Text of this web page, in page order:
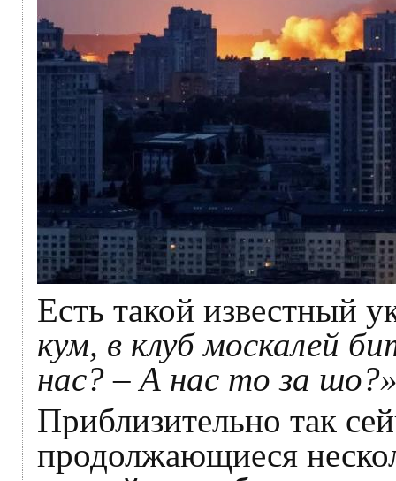
Есть такой известный
кум, в клуб москалей
нас? – А нас то за
Приблизительно так
продолжающиеся